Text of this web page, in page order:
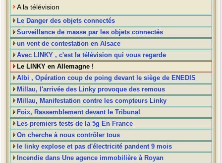
A la télévision
Le Danger des objets connectés
Surveillance de masse par les objets connectés
un vent de contestation en Alsace
Avec LINKY , c'est la télévision qui vous regarde
Le LINKY en Allemagne !
Albi , Opération coup de poing devant le siège de ENEDIS
Millau, l'arrivée des Linky provoque des remous
Millau, Manifestation contre les compteurs Linky
Foix, Rassemblement devant le Tribunal
Les premiers tests de la 5g En France
On cherche à nous contrôler tous
le linky explose et pas d'électricité pandent 9 mois
Incendie dans Une agence immobilière à Royan